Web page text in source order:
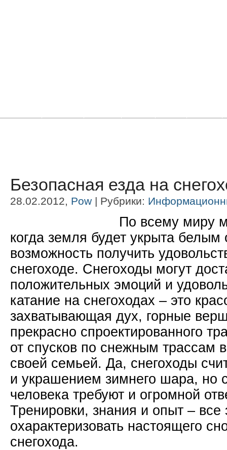
Безопасная езда на
28.02.2012, Pow | Рубрики:
По всему миру
когда земля будет укрыта
возможность получить
снегоходе. Снегоходы могут
положительных эмоций и
катание на снегоходах – это
захватывающая дух, горные
прекрасно спроектированного
от спусков по снежным трассам
своей семьей. Да, снегоходы
и украшением зимнего шара, но
человека требуют и огромной
Тренировки, знания и опыт – все
охарактеризовать настоящего
снегохода.